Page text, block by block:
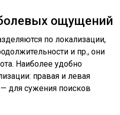
ощущений
по локализации,
и пр., они
Наиболее удобно
правая и левая
для сужения поисков